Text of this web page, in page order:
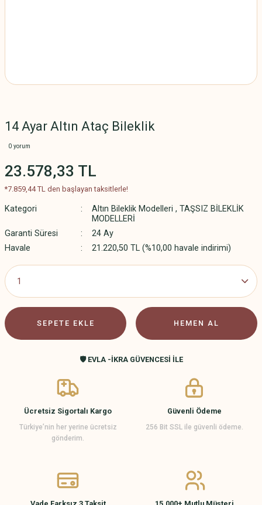
14 Ayar Altın Ataç Bileklik
0 yorum
23.578,33 TL
*7.859,44 TL den başlayan taksitlerle!
Kategori Altın Bileklik Modelleri , TAŞSIZ BİLEKLİK
MODELLERİ
Garanti Süresi
24 Ay
Havale
21.220,50 TL (%10,00 havale indirimi)
SEPETE EKLE HEMEN AL
🛡️ EVLA -İKRA GÜVENCESİ İLE
Ücretsiz Sigortalı Kargo
Türkiye’nin her yerine ücretsiz
gönderim.
Güvenli Ödeme
256 Bit SSL ile güvenli ödeme.